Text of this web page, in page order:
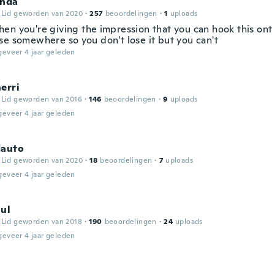
Lid geworden van 2020 · 257 beoordelingen · 1 uploads
you're giving the impression that you can hook this
somewhere so you don't lose it but you can't
4 jaar geleden
Lid geworden van 2016 · 146 beoordelingen · 9 uploads
4 jaar geleden
Lid geworden van 2020 · 18 beoordelingen · 7 uploads
4 jaar geleden
Lid geworden van 2018 · 190 beoordelingen · 24 uploads
4 jaar geleden